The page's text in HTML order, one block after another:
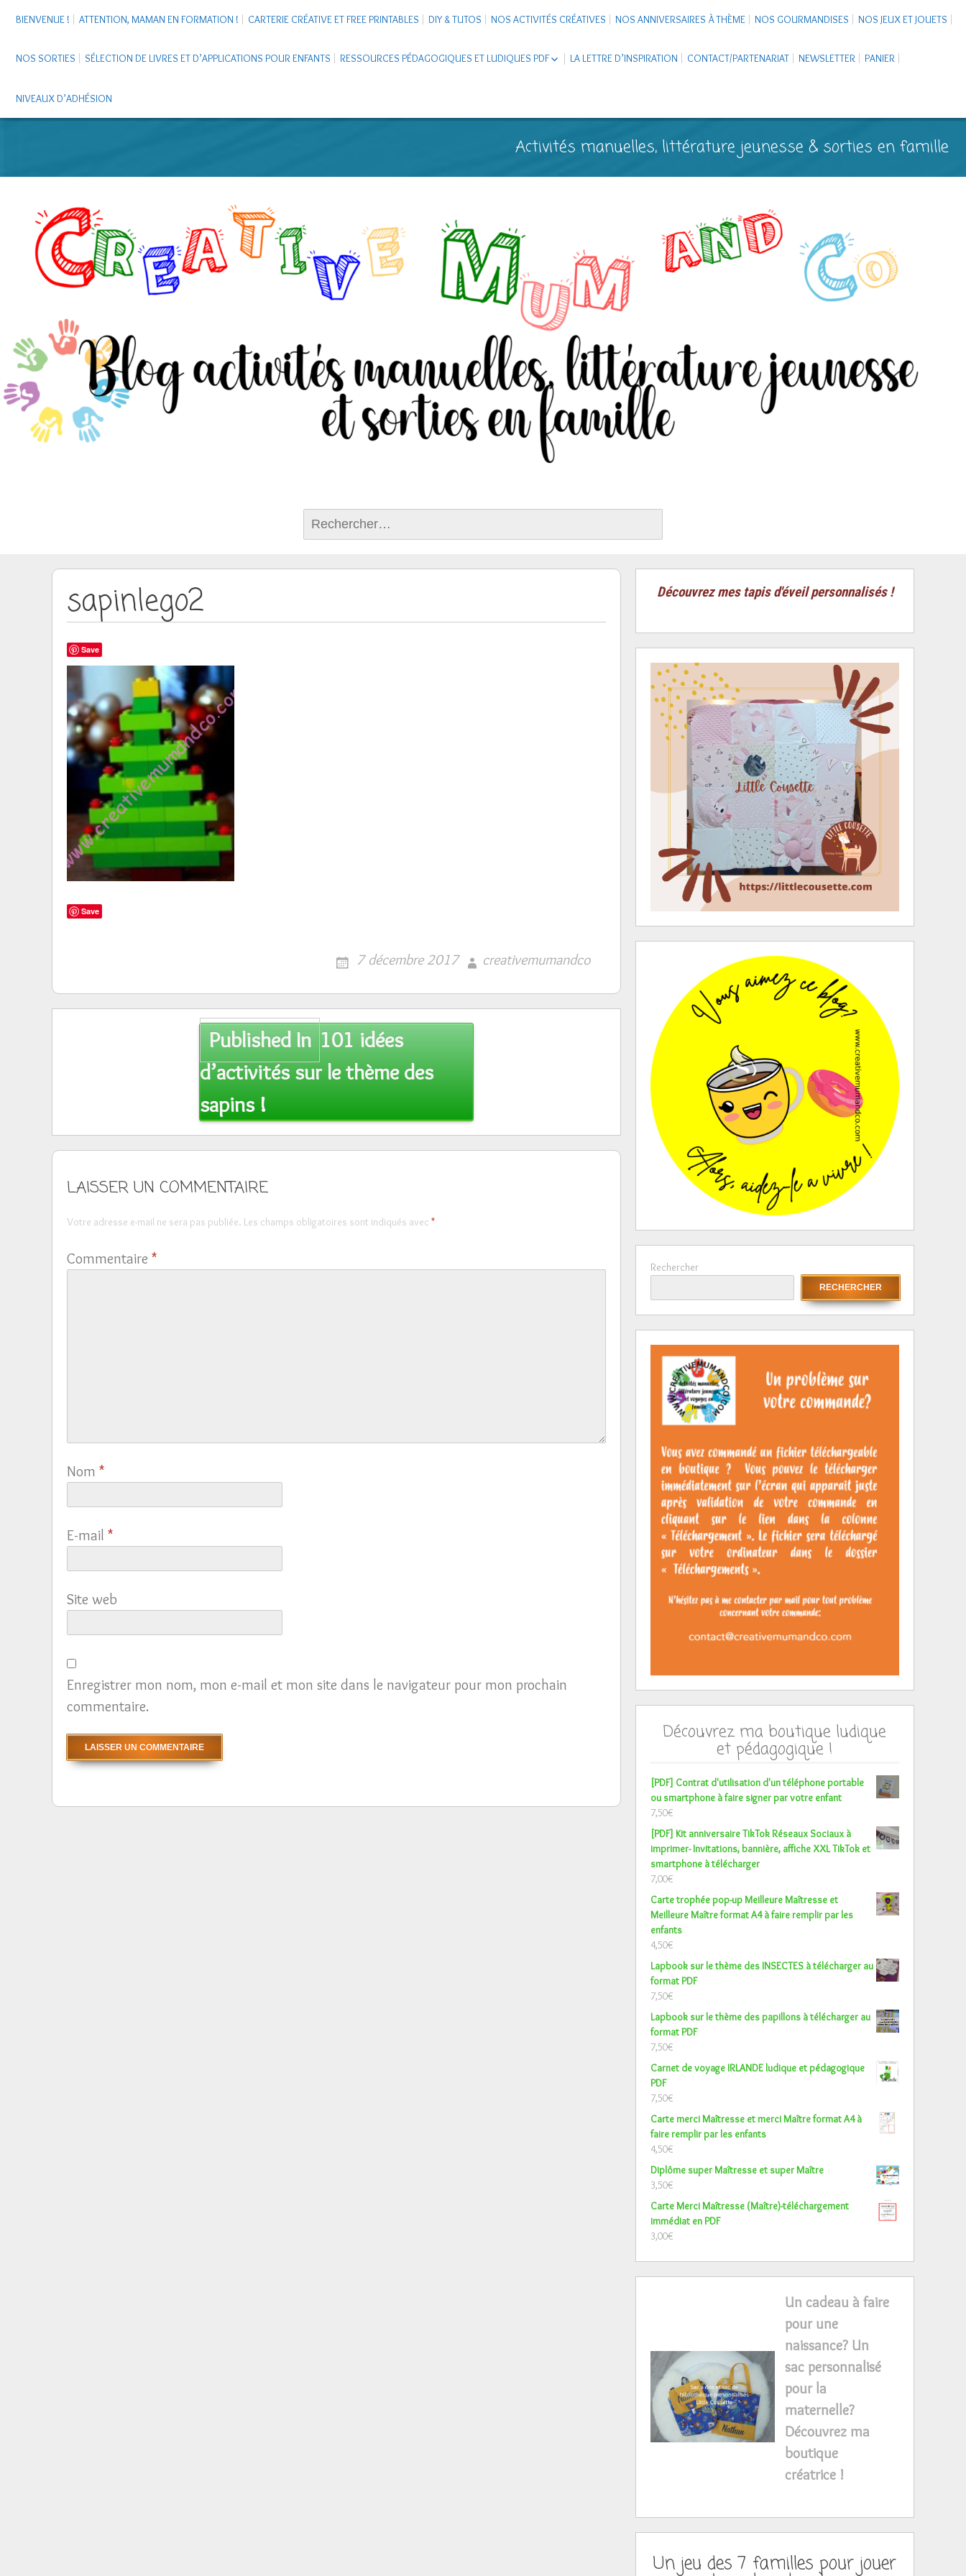
BIENVENUE ! ATTENTION, MAMAN EN FORMATION ! CARTERIE CRÉATIVE ET FREE PRINTABLES DIY & TUTOS NOS ACTIVITÉS CRÉATIVES NOS ANNIVERSAIRES À THÈME NOS GOURMANDISES NOS JEUX ET JOUETS
NOS SORTIES SÉLECTION DE LIVRES ET D’APPLICATIONS POUR ENFANTS RESSOURCES PÉDAGOGIQUES ET LUDIQUES PDF
CARNETS DE VOYAGE ENFANTS
LA LETTRE D’INSPIRATION CONTACT/PARTENARIAT NEWSLETTER PANIER
NIVEAUX D’ADHÉSION
Activités manuelles, littérature jeunesse & sorties en famille
sapinlego2
Save
Save
7 décembre 2017 creativemumandco
Published In 101 idées
d’activités sur le thème des
sapins !
LAISSER UN COMMENTAIRE
Votre adresse e-mail ne sera pas publiée. Les champs obligatoires sont indiqués avec *
Commentaire *
Nom *
E-mail *
Site web
Enregistrer mon nom, mon e-mail et mon site dans le navigateur pour mon prochain
commentaire.
Découvrez mes tapis d'éveil personnalisés !
Rechercher
RECHERCHER
Découvrez ma boutique ludique
et pédagogique !
[PDF] Contrat d'utilisation d'un téléphone portable
ou smartphone à faire signer par votre enfant
7,50€
[PDF] Kit anniversaire TikTok Réseaux Sociaux à
imprimer- Invitations, bannière, affiche XXL TikTok et
smartphone à télécharger
7,00€
Carte trophée pop-up Meilleure Maîtresse et
Meilleure Maître format A4 à faire remplir par les
enfants
4,50€
Lapbook sur le thème des INSECTES à télécharger au
format PDF
7,50€
Lapbook sur le thème des papillons à télécharger au
format PDF
7,50€
Carnet de voyage IRLANDE ludique et pédagogique
PDF
7,50€
Carte merci Maîtresse et merci Maître format A4 à
faire remplir par les enfants
4,50€
Diplôme super Maîtresse et super Maître
3,50€
Carte Merci Maîtresse (Maître)-téléchargement
immédiat en PDF
3,00€
Un cadeau à faire
pour une
naissance? Un
sac personnalisé
pour la
maternelle?
Découvrez ma
boutique
créatrice !
Un jeu des 7 familles pour jouer